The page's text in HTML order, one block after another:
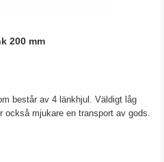
200 mm
består av 4 länkhjul. Väldigt låg
också mjukare en transport av gods.